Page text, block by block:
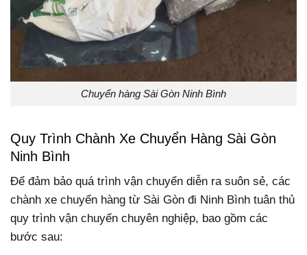
Chuyển hàng Sài Gòn Ninh Bình
Quy Trình Chành Xe Chuyển Hàng Sài Gòn
Ninh Bình
Để đảm bảo quá trình vận chuyển diễn ra suôn sẻ, các
chành xe chuyển hàng từ Sài Gòn đi Ninh Bình tuân thủ
quy trình vận chuyển chuyên nghiệp, bao gồm các
bước sau: